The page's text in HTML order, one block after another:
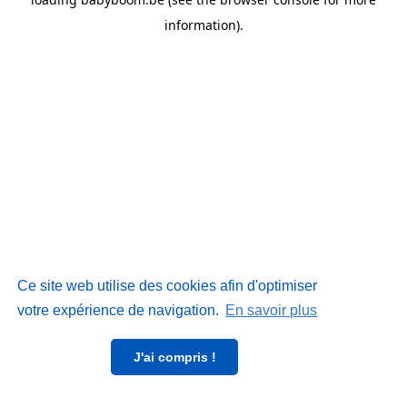
Ce site web utilise des cookies afin d'optimiser
votre expérience de navigation. En savoir plus
J'ai compris !
information).